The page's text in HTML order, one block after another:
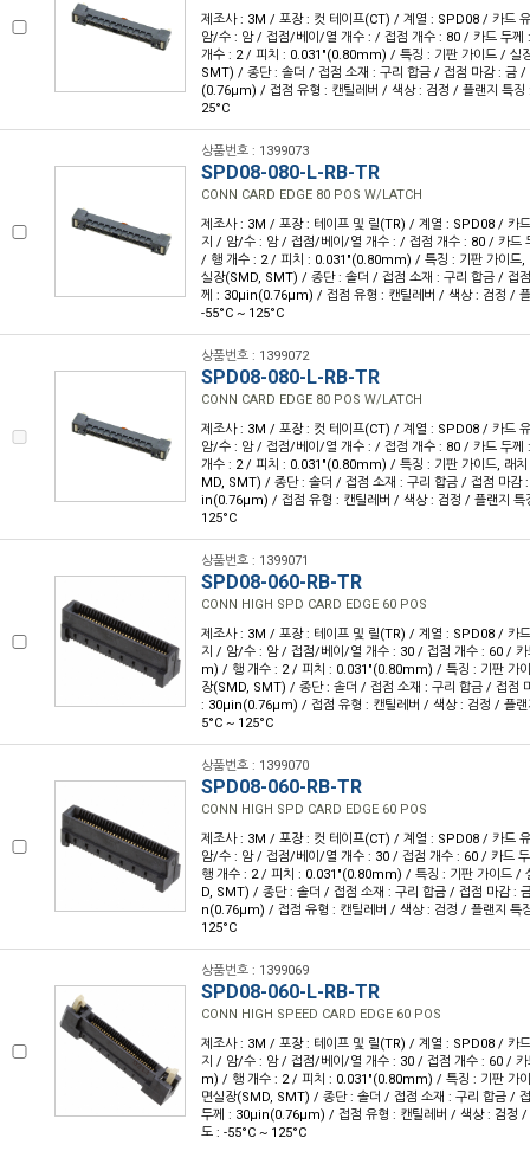
제조사 : 3M / 포장 : 컷 테이프(CT) / 계열 : SPD08 / 카드
암/수 : 암 / 접점/베이/열 개수 : / 접점 개수 : 80 / 카드 두
개수 : 2 / 피치 : 0.031"(0.80mm) / 특징 : 기판 가이드 / 실
SMT) / 종단 : 솔더 / 접점 소재 : 구리 합금 / 접점 마감 : 금
(0.76µm) / 접점 유형 : 캔틸레버 / 색상 : 검정 / 플랜지 특징
25°C
상품번호 : 1399073
SPD08-080-L-RB-TR
CONN CARD EDGE 80 POS W/LATCH
제조사 : 3M / 포장 : 테이프 및 릴(TR) / 계열 : SPD08 / 카
지 / 암/수 : 암 / 접점/베이/열 개수 : / 접점 개수 : 80 / 카드
/ 행 개수 : 2 / 피치 : 0.031"(0.80mm) / 특징 : 기판 가이드,
실장(SMD, SMT) / 종단 : 솔더 / 접점 소재 : 구리 합금 / 접
께 : 30µin(0.76µm) / 접점 유형 : 캔틸레버 / 색상 : 검정 /
-55°C ~ 125°C
상품번호 : 1399072
SPD08-080-L-RB-TR
CONN CARD EDGE 80 POS W/LATCH
제조사 : 3M / 포장 : 컷 테이프(CT) / 계열 : SPD08 / 카드
암/수 : 암 / 접점/베이/열 개수 : / 접점 개수 : 80 / 카드 두
개수 : 2 / 피치 : 0.031"(0.80mm) / 특징 : 기판 가이드, 래
MD, SMT) / 종단 : 솔더 / 접점 소재 : 구리 합금 / 접점 마감
in(0.76µm) / 접점 유형 : 캔틸레버 / 색상 : 검정 / 플랜지 특
125°C
상품번호 : 1399071
SPD08-060-RB-TR
CONN HIGH SPD CARD EDGE 60 POS
제조사 : 3M / 포장 : 테이프 및 릴(TR) / 계열 : SPD08 / 카
지 / 암/수 : 암 / 접점/베이/열 개수 : 30 / 접점 개수 : 60 /
m) / 행 개수 : 2 / 피치 : 0.031"(0.80mm) / 특징 : 기판 가
장(SMD, SMT) / 종단 : 솔더 / 접점 소재 : 구리 합금 / 접점
: 30µin(0.76µm) / 접점 유형 : 캔틸레버 / 색상 : 검정 / 플랜
5°C ~ 125°C
상품번호 : 1399070
SPD08-060-RB-TR
CONN HIGH SPD CARD EDGE 60 POS
제조사 : 3M / 포장 : 컷 테이프(CT) / 계열 : SPD08 / 카드
암/수 : 암 / 접점/베이/열 개수 : 30 / 접점 개수 : 60 / 카드
행 개수 : 2 / 피치 : 0.031"(0.80mm) / 특징 : 기판 가이드 /
D, SMT) / 종단 : 솔더 / 접점 소재 : 구리 합금 / 접점 마감 :
n(0.76µm) / 접점 유형 : 캔틸레버 / 색상 : 검정 / 플랜지 특
125°C
상품번호 : 1399069
SPD08-060-L-RB-TR
CONN HIGH SPEED CARD EDGE 60 POS
제조사 : 3M / 포장 : 테이프 및 릴(TR) / 계열 : SPD08 / 카
지 / 암/수 : 암 / 접점/베이/열 개수 : 30 / 접점 개수 : 60 /
m) / 행 개수 : 2 / 피치 : 0.031"(0.80mm) / 특징 : 기판 가
면실장(SMD, SMT) / 종단 : 솔더 / 접점 소재 : 구리 합금 /
두께 : 30µin(0.76µm) / 접점 유형 : 캔틸레버 / 색상 : 검정 /
도 : -55°C ~ 125°C